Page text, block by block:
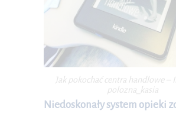
Jak pokochać centra handlowe –
polozna_kasia
Niedoskonały system opieki